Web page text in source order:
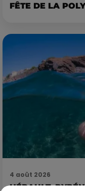
FÊTE DE LA
4 août 2026
HÉRAULT,